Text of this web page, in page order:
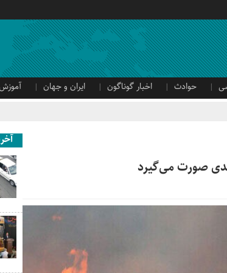
حوادث اخبار گوناگون ایران و جهان
صورت می‌گیرد